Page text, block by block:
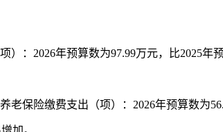
）： 2026年预算数为97.99万元，比2025年
老保险缴费支出（项）： 2026年预算数为